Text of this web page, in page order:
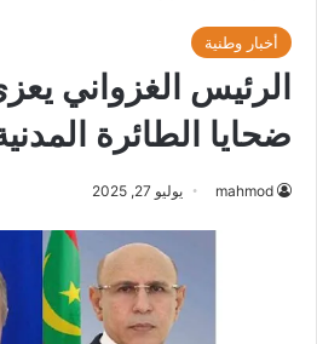
أخبار وطنية
الرئيس الغزواني
ضحايا الطائرة
mahmod يوليو 27, 2025